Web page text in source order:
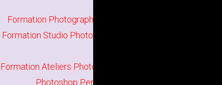
Formation Photographie Perfectionnement à Vannes
Formation Studio Photo à Lorient
Formation Ateliers Photographiques à Lorient
Photoshop Perfectionnement à Vannes